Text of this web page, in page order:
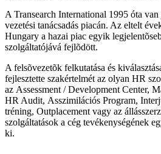
A Transearch International 1995 óta
vezetési tanácsadás piacán. Az eltelt
Hungary a hazai piac egyik
szolgáltatójává fejlõdött.
A felsõvezetõk felkutatása és
fejlesztette szakértelmét az olyan HR
az Assessment / Development Center,
HR Audit, Asszimilációs Program,
tréning, Outplacement vagy az
szolgáltatások a cég tevékenységének
ki.